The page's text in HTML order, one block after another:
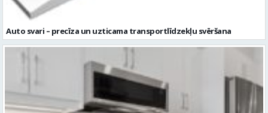
Auto svari – precīza un uzticama transportlīdzekļu svēršana